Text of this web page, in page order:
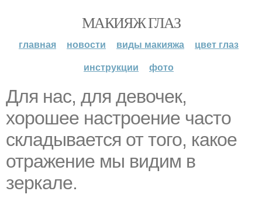
МАКИЯЖ ГЛАЗ
главная новости виды макияжа
цвет глаз
инструкции
фото
Для нас, для девочек,
хорошее настроение часто
складывается от того, какое
отражение мы видим в
зеркале.